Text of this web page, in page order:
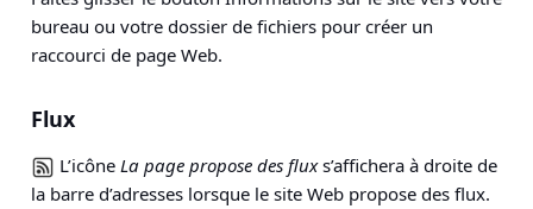
bureau ou votre dossier de fichiers pour créer un
raccourci de page Web.
Flux
L’icône La page propose des fluxs’affichera à droite de
la barre d’adresses lorsque le site Web propose des flux.